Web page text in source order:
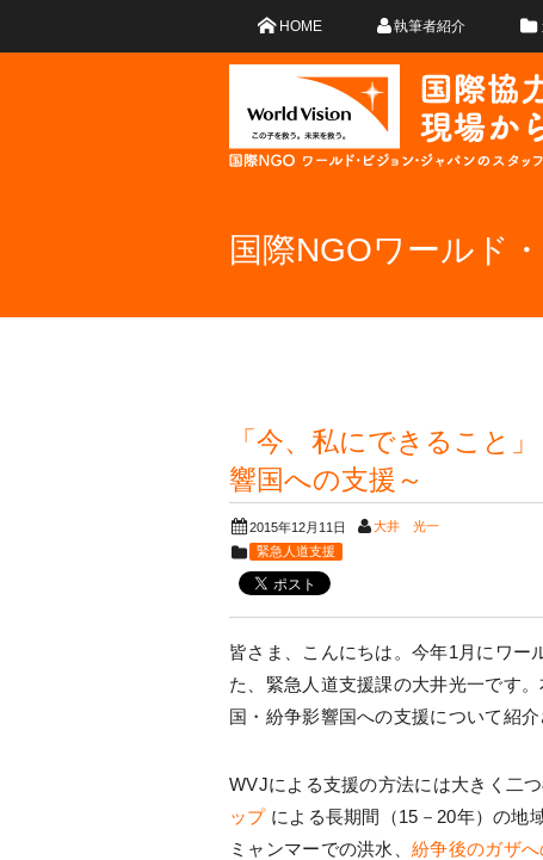
HOME 執筆者紹介
国際NGOワールド
「今、私にできること
響国への支援～
2015年12月11日 大井 光一
緊急人道支援
皆さま、こんにちは。今年1月にワー
た、緊急人道支援課の大井光一です
国・紛争影響国への支援について紹介
WVJによる支援の方法には大きく二
ップ による長期間（15－20年）の地
ミャンマーでの洪水、 紛争後のガザへ